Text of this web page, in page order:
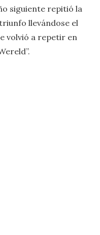
siguiente repitió la
llevándose el
volvió a repetir en